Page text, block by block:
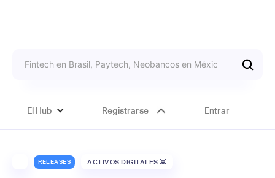
El Hub Registrarse Entrar
RELEASES ACTIVOS DIGITALES 👾